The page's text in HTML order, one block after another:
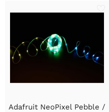
Adafruit NeoPixel Pebble /